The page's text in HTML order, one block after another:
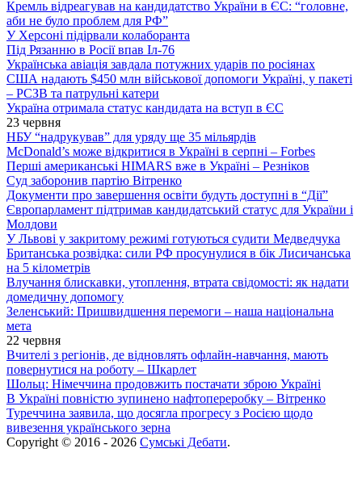
Кремль відреагував на кандидатство України в ЄС: “головне,
аби не було проблем для РФ”
У Херсоні підірвали колаборанта
Під Рязанню в Росії впав Іл-76
Українська авіація завдала потужних ударів по росіянах
США надають $450 млн військової допомоги Україні, у пакеті
– РСЗВ та патрульні катери
Україна отримала статус кандидата на вступ в ЄС
23 червня
НБУ “надрукував” для уряду ще 35 мільярдів
McDonald’s може відкритися в Україні в серпні – Forbes
Перші американські HIMARS вже в Україні – Резніков
Суд заборонив партію Вітренко
Документи про завершення освіти будуть доступні в “Дії”
Європарламент підтримав кандидатський статус для України і
Молдови
У Львові у закритому режимі готуються судити Медведчука
Британська розвідка: сили РФ просунулися в бік Лисичанська
на 5 кілометрів
Влучання блискавки, утоплення, втрата свідомості: як надати
домедичну допомогу
Зеленський: Пришвидшення перемоги – наша національна
мета
22 червня
Вчителі з регіонів, де відновлять офлайн-навчання, мають
повернутися на роботу – Шкарлет
Шольц: Німеччина продовжить постачати зброю Україні
В Україні повністю зупинено нафтопереробку – Вітренко
Туреччина заявила, що досягла прогресу з Росією щодо
вивезення українського зерна
Copyright © 2016 - 2026 Сумські Дебати.